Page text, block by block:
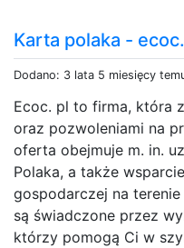
Karta polaka -
Dodano: 3 lata 5 miesięcy
Ecoc. pl to firma, która
oraz pozwoleniami na
oferta obejmuje m. in.
Polaka, a także
gospodarczej na terenie
są świadczone przez
którzy pomogą Ci w